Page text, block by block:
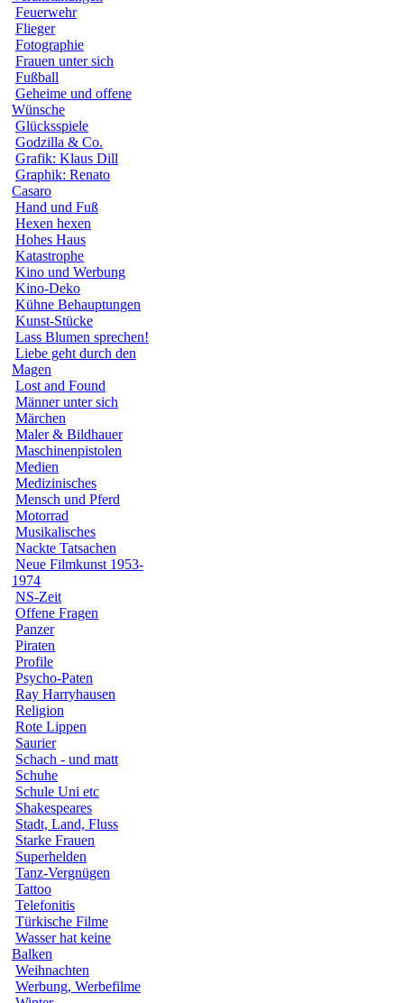
Feuerwehr
Flieger
Fotographie
Frauen unter sich
Fußball
Geheime und offene
Wünsche
Glücksspiele
Godzilla & Co.
Grafik: Klaus Dill
Graphik: Renato
Casaro
Hand und Fuß
Hexen hexen
Hohes Haus
Katastrophe
Kino und Werbung
Kino-Deko
Kühne Behauptungen
Kunst-Stücke
Lass Blumen sprechen!
Liebe geht durch den
Magen
Lost and Found
Männer unter sich
Märchen
Maler & Bildhauer
Maschinenpistolen
Medien
Medizinisches
Mensch und Pferd
Motorrad
Musikalisches
Nackte Tatsachen
Neue Filmkunst 1953-
1974
NS-Zeit
Offene Fragen
Panzer
Piraten
Profile
Psycho-Paten
Ray Harryhausen
Religion
Rote Lippen
Saurier
Schach - und matt
Schuhe
Schule Uni etc
Shakespeares
Stadt, Land, Fluss
Starke Frauen
Superhelden
Tanz-Vergnügen
Tattoo
Telefonitis
Türkische Filme
Wasser hat keine
Balken
Weihnachten
Werbung, Werbefilme